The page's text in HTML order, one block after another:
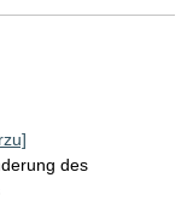
des